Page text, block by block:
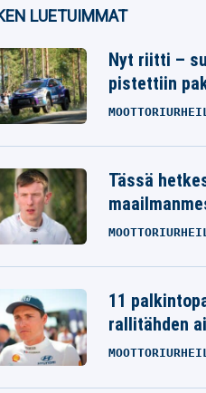
LUETUIMMAT
Nyt riitti –
pistettiin
Tässä
11
rallitähden